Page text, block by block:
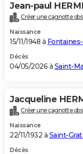
Alimentation
Guide de la santé
Maladies
Médicaments
Sommeil
VOYAGE
Destinations
City break
Voyage nature
Voyage de noces
Forum
Climat
+PHOTO
GUIDES D'ACHAT
BONS PLANS
Carte de Noël
Carte Bonne année
Carte Saint-Valentin
Carte Pâques
Carte d'anniversaire
DICTIONNAIRE
Dictionnaire
Biographies
Citations
Expressions
Proverbes
PROGRAMME TV
Jean-paul
Créer une cagnotte
Naissance
15/11/1948 à
Décès
04/05/2026 à Saint-
Jacqueline
Créer une cagnotte
Naissance
22/11/1932 à Saint-
Décès